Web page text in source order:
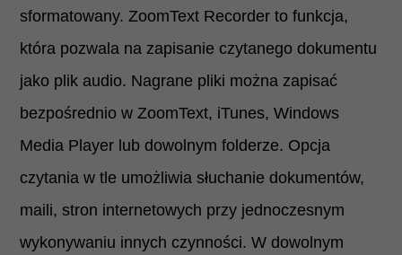
sformatowany. ZoomText Recorder to funkcja,
która pozwala na zapisanie czytanego dokumentu
jako plik audio. Nagrane pliki można zapisać
bezpośrednio w ZoomText, iTunes, Windows
Media Player lub dowolnym folderze. Opcja
czytania w tle umożliwia słuchanie dokumentów,
maili, stron internetowych przy jednoczesnym
wykonywaniu innych czynności. W dowolnym